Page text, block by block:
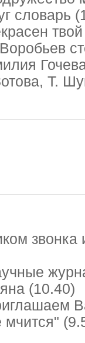
словарь
Т.
(10.40)
мчится"